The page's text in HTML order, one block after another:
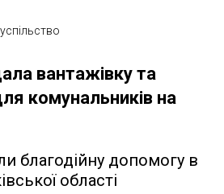
вантажівку та
комунальників на
благодійну допомогу в
області